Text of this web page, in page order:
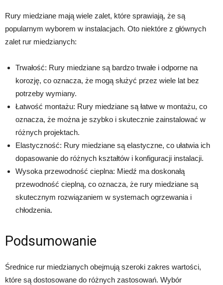
Rury miedziane mają wiele zalet, które sprawiają, że są
popularnym wyborem w instalacjach. Oto niektóre z głównych
zalet rur miedzianych:
Trwałość: Rury miedziane są bardzo trwałe i odporne na
korozję, co oznacza, że ​​mogą służyć przez wiele lat bez
potrzeby wymiany.
Łatwość montażu: Rury miedziane są łatwe w montażu, co
oznacza, że ​​można je szybko i skutecznie zainstalować w
różnych projektach.
Elastyczność: Rury miedziane są elastyczne, co ułatwia ich
dopasowanie do różnych kształtów i konfiguracji instalacji.
Wysoka przewodność cieplna: Miedź ma doskonałą
przewodność cieplną, co oznacza, że ​​rury miedziane są
skutecznym rozwiązaniem w systemach ogrzewania i
chłodzenia.
Podsumowanie
Średnice rur miedzianych obejmują szeroki zakres wartości,
które są dostosowane do różnych zastosowań. Wybór